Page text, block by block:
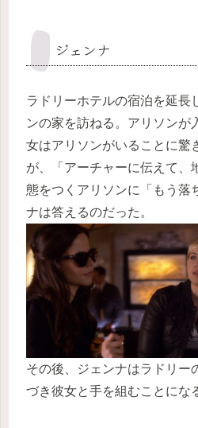
ジェンナ
ラドリーホテルの宿泊を延長
ンの家を訪ねる。アリソンが
女はアリソンがいることに驚
が、「アーチャーに伝えて、
態をつくアリソンに「もう落
ナは答えるのだった。
その後、ジェンナはラドリー
づき彼女と手を組むことにな